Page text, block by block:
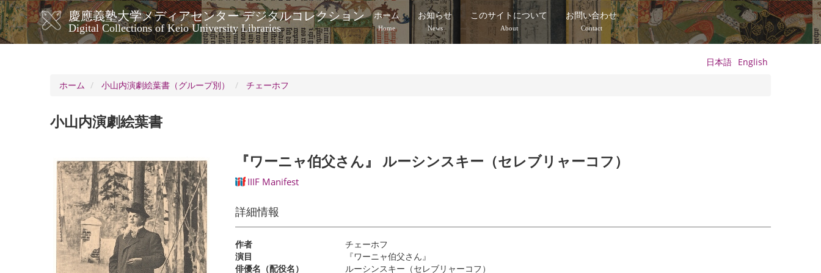
メ
イ
ン
コ
慶應義塾大学メディアセンター デジタルコレクション
Digital Collections of Keio University Libraries
メ
イ
ビ
ー
シ
ン
ホーム
Home
お知らせ
News
このサイトについて
About
お問い合わせ
Contact
日本語 English
ホーム
小山内演劇絵葉書（グループ別） チェーホフ
小山内演劇絵葉書
『ワーニャ伯父さん』 ルーシンスキー（セレブリャーコフ）
IIIF Manifest
詳細情報
作者
チェーホフ
演目
『ワーニャ伯父さん』
俳優名（配役名）
ルーシンスキー（セレブリャーコフ）